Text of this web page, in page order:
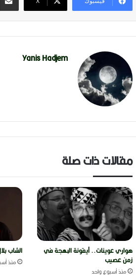
Yanis Hadjem
مقالات ذات صلة
هواري عوينات.. أيقونة البهجة في
زمن عصيب
منذ أسبوع واحد
الشاب
منذ